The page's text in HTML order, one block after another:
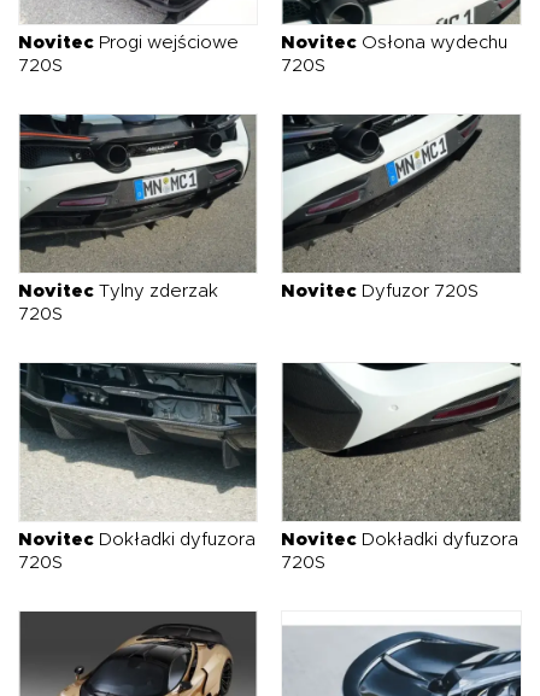
Novitec Progi wejściowe
720S
Novitec Osłona wydechu
720S
Novitec Tylny zderzak
720S
Novitec Dyfuzor 720S
Novitec Dokładki dyfuzora
720S
Novitec Dokładki dyfuzora
720S